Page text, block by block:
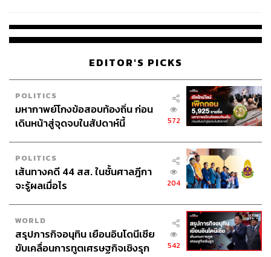
EDITOR'S PICKS
POLITICS
มหากาพย์โกงข้อสอบท้องถิ่น ก่อน
เดินหน้าสู่จุดจบในสัปดาห์นี้
572
POLITICS
เส้นทางคดี 44 สส. ในชั้นศาลฎีกา
จะรู้ผลเมื่อไร
204
WORLD
สรุปภารกิจอนุทิน เยือนอินโดนีเซีย
ขับเคลื่อนการทูตเศรษฐกิจเชิงรุก
542